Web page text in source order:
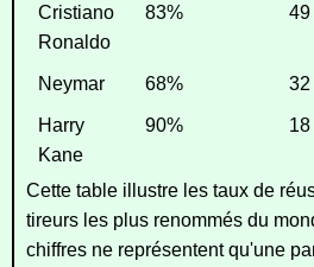
Cristiano
Ronaldo
83% 49
Neymar 68% 32
Harry
Kane
90% 18
Cette table illustre les taux de
tireurs les plus renommés du
chiffres ne représentent qu'une